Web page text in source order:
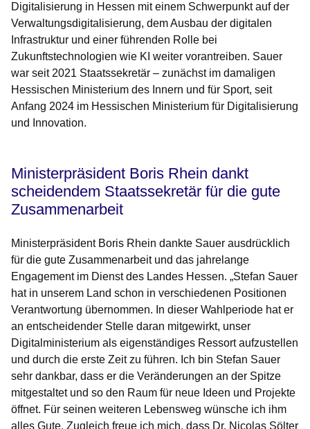
Digitalisierung in Hessen mit einem Schwerpunkt auf der
Verwaltungsdigitalisierung, dem Ausbau der digitalen
Infrastruktur und einer führenden Rolle bei
Zukunftstechnologien wie KI weiter vorantreiben. Sauer
war seit 2021 Staatssekretär – zunächst im damaligen
Hessischen Ministerium des Innern und für Sport, seit
Anfang 2024 im Hessischen Ministerium für Digitalisierung
und Innovation.
Ministerpräsident Boris Rhein dankt
scheidendem Staatssekretär für die gute
Zusammenarbeit
Ministerpräsident Boris Rhein dankte Sauer ausdrücklich
für die gute Zusammenarbeit und das jahrelange
Engagement im Dienst des Landes Hessen. „Stefan Sauer
hat in unserem Land schon in verschiedenen Positionen
Verantwortung übernommen. In dieser Wahlperiode hat er
an entscheidender Stelle daran mitgewirkt, unser
Digitalministerium als eigenständiges Ressort aufzustellen
und durch die erste Zeit zu führen. Ich bin Stefan Sauer
sehr dankbar, dass er die Veränderungen an der Spitze
mitgestaltet und so den Raum für neue Ideen und Projekte
öffnet. Für seinen weiteren Lebensweg wünsche ich ihm
alles Gute. Zugleich freue ich mich, dass Dr. Nicolas Sölter